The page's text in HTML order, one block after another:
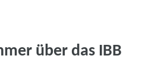
über das IBB